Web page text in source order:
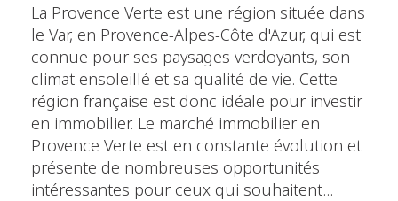
La Provence Verte est une région située dans
le Var, en Provence-Alpes-Côte d'Azur, qui est
connue pour ses paysages verdoyants, son
climat ensoleillé et sa qualité de vie. Cette
région française est donc idéale pour investir
en immobilier. Le marché immobilier en
Provence Verte est en constante évolution et
présente de nombreuses opportunités
intéressantes pour ceux qui souhaitent...